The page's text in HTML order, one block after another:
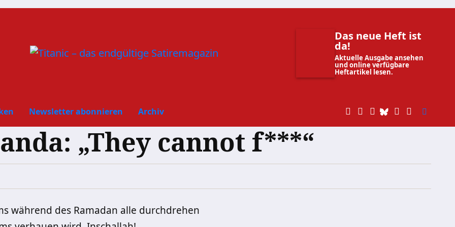
Das neue Heft ist
da!
Aktuelle Ausgabe ansehen
und online verfügbare
Heftartikel lesen.
Newsletter abonnieren Archiv
„They cannot f***“
während des Ramadan alle durchdrehen